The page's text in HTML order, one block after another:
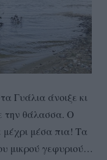
Γυάλια άνοιξε κι
την θάλασσα. Ο
μέσα πια! Τα
μικρού γεφυριού…